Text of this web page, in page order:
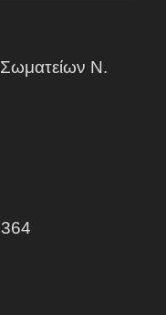
Ν.